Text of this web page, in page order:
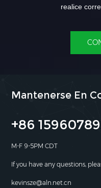
realice
Mantenerse En
+86
M-F 9-5PM CDT
If you have any questions,
kevinsze@aln.net.cn